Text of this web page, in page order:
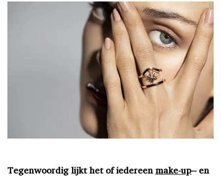
Tegenwoordig lijkt het of iedereenmake-up– en